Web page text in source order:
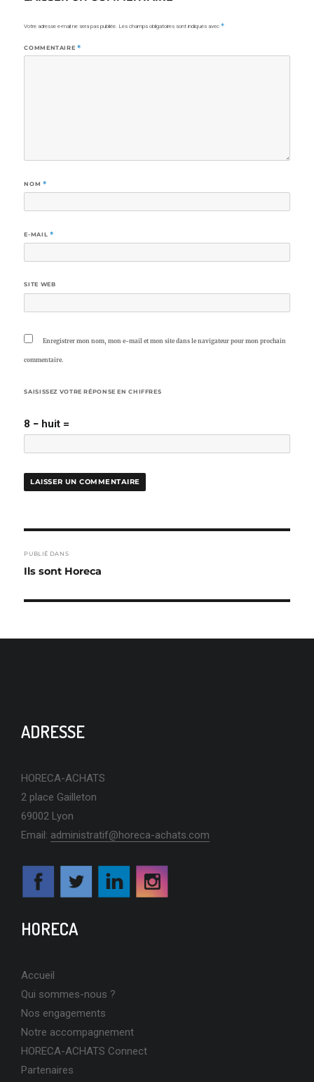
Votre adresse e-mail ne sera pas publiée. Les champs obligatoires sont indiqués avec*
COMMENTAIRE *
NOM *
E-MAIL *
SITE WEB
Enregistrer mon nom, mon e-mail et mon site dans le navigateur pour mon prochain
commentaire.
SAISISSEZ VOTRE RÉPONSE EN CHIFFRES
8 − huit =
DE
PUBLIÉ DANS
Ils sont Horeca
ADRESSE
HORECA-ACHATS
2 place Gailleton
69002 Lyon
Email: administratif@horeca-achats.com
HORECA
Accueil
Qui sommes-nous ?
Nos engagements
Notre accompagnement
HORECA-ACHATS Connect
Partenaires